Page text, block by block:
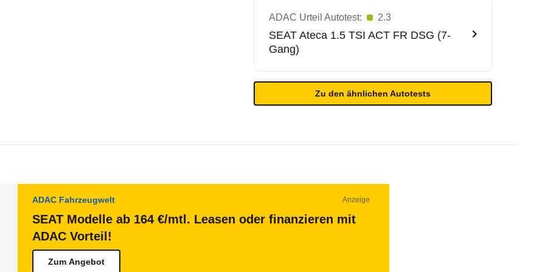
ADAC Urteil Autotest: 2.3
SEAT Ateca 1.5 TSI ACT FR DSG (7-
Gang)
Zu den ähnlichen Autotests
ADAC Fahrzeugwelt Anzeige
SEAT Modelle ab 164 €/mtl. Leasen oder finanzieren mit
ADAC Vorteil!
Zum Angebot